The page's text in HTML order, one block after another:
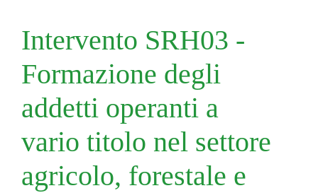
Intervento SRH03 -
Formazione degli
addetti operanti a
vario titolo nel settore
agricolo, forestale e